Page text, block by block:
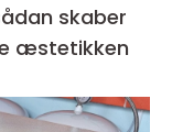
skaber
æstetikken